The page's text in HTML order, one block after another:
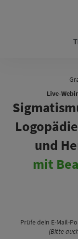
Live-
und
mit
Prüfe dein E-Mail-
(Bitte